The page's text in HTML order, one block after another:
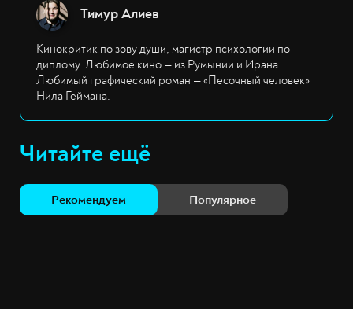
Тимур Алиев
Кинокритик по зову души, магистр психологии по
диплому. Любимое кино — из Румынии и Ирана.
Любимый графический роман — «Песочный человек»
Нила Геймана.
Читайте ещё
Рекомендуем Популярное